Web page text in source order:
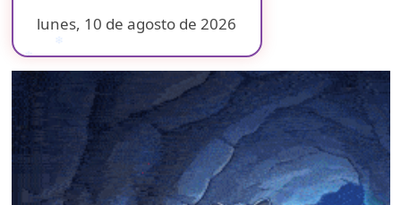
lunes, 10 de agosto de 2026
❄
❄
❄
❄
❄